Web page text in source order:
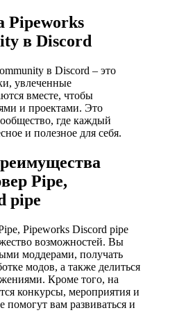
Pipeworks
в Discord
в Discord – это
увлеченные
вместе, чтобы
и проектами. Это
где каждый
и полезное для себя.
Pipe,
pipe
Pipeworks Discord pipe
возможностей. Вы
моддерами, получать
модов, а также делиться
Кроме того, на
конкурсы, мероприятия и
вам развиваться и